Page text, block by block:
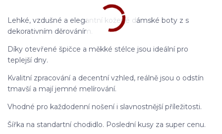
Lehké, vzdušné a elegantní kožené dámské boty z s
dekorativním děrováním.
Díky otevřené špičce a měkké stélce jsou ideální pro
teplejší dny.
Kvalitní zpracování a decentní vzhled, reálně jsou o odstín
tmavší a mají jemné melírování.
Vhodné pro každodenní nošení i slavnostnější příležitosti.
Šířka na standartní chodidlo. Poslední kusy za super cenu.